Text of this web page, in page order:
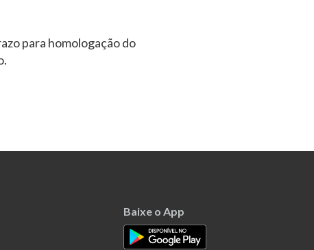
para homologação do
Baixe o App